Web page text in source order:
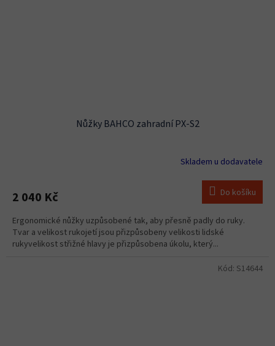
Nůžky BAHCO zahradní PX-S2
Skladem u dodavatele
2 040 Kč Do košíku
Ergonomické nůžky uzpůsobené tak, aby přesně padly do ruky.
Tvar a velikost rukojetí jsou přizpůsobeny velikosti lidské
rukyvelikost střižné hlavy je přizpůsobena úkolu, který...
Kód: S14644